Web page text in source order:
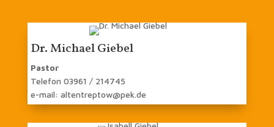
Dr. Michael Giebel
Pastor
Telefon 03961 / 214745
e-mail: altentreptow@pek.de